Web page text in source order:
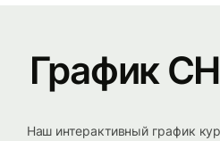
График
Наш интерактивный график